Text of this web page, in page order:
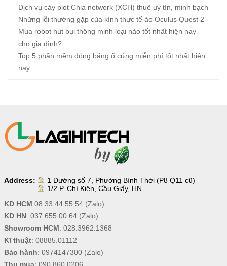
Dịch vụ cày plot Chia network (XCH) thuê uy tín, minh bạch
Những lỗi thường gặp của kính thực tế ảo Oculus Quest 2
Mua robot hút bụi thông minh loại nào tốt nhất hiện nay
cho gia đình?
Top 5 phần mềm đóng băng ổ cứng miễn phí tốt nhất hiện
nay
Address:
1 Đường số 7, Phường Bình Thới (P8 Q11 cũ)
1/2 P. Chí Kiên, Cầu Giấy, HN
KD HCM:08.33.44.55.54(Zalo)
KD HN: 037.655.00.64(Zalo)
Showroom HCM: 028.3962.1368
Kĩ thuật: 08885.01112
Bảo hành: 0974147300(Zalo)
Thu mua: 090.860.0206